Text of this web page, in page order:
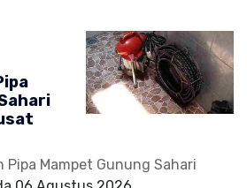
Pipa Mampet Gunung Sahari